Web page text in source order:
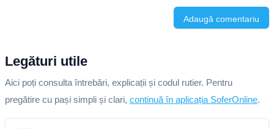
Adaugă comentariu
Legături utile
Aici poți consulta întrebări, explicații și codul rutier. Pentru
pregătire cu pași simpli și clari, continuă în aplicația SoferOnline.